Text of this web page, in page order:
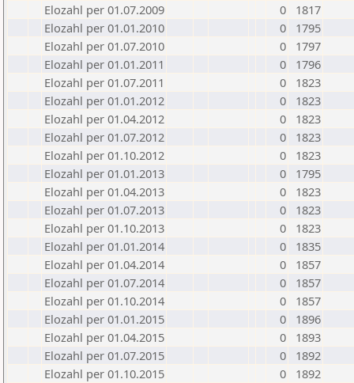
Elozahl per 01.07.2009
0
1817
Elozahl per 01.01.2010
0
1795
Elozahl per 01.07.2010
0
1797
Elozahl per 01.01.2011
0
1796
Elozahl per 01.07.2011
0
1823
Elozahl per 01.01.2012
0
1823
Elozahl per 01.04.2012
0
1823
Elozahl per 01.07.2012
0
1823
Elozahl per 01.10.2012
0
1823
Elozahl per 01.01.2013
0
1795
Elozahl per 01.04.2013
0
1823
Elozahl per 01.07.2013
0
1823
Elozahl per 01.10.2013
0
1823
Elozahl per 01.01.2014
0
1835
Elozahl per 01.04.2014
0
1857
Elozahl per 01.07.2014
0
1857
Elozahl per 01.10.2014
0
1857
Elozahl per 01.01.2015
0
1896
Elozahl per 01.04.2015
0
1893
Elozahl per 01.07.2015
0
1892
Elozahl per 01.10.2015
0
1892